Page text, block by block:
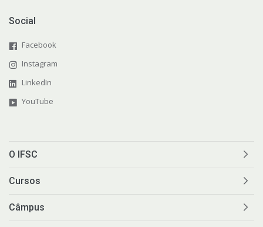
Social
Facebook
Instagram
LinkedIn
YouTube
O IFSC
Cursos
Câmpus